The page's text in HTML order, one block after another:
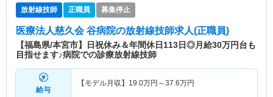
放射線技師 正職員 募集停止
医療法人慈久会 谷病院の放射線技師求人(正職員)
【福島県/本宮市】日祝休み＆年間休日113日◎月給30万円台も
目指せます♪病院での診療放射線技師
給与
【モデル月収】 19.0万円～37.6万円